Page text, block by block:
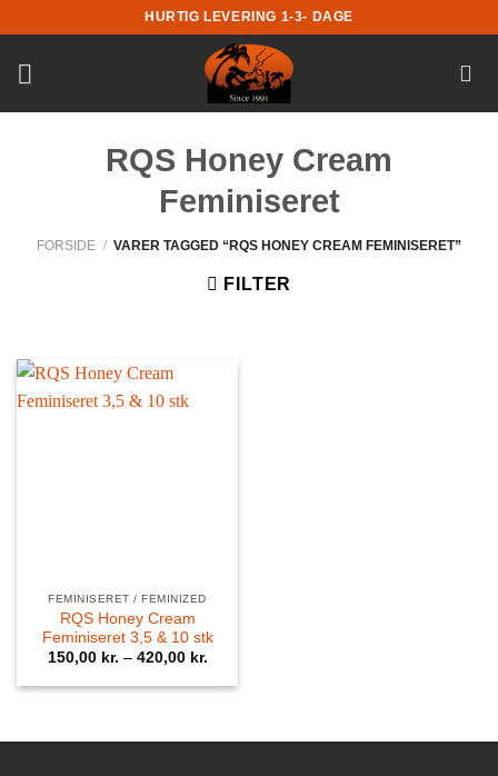
til
indhold
HURTIG LEVERING 1-3- DAGE
RQS Honey Cream
Feminiseret
FORSIDE / VARER TAGGED “RQS HONEY CREAM FEMINISERET”
FILTER
FEMINISERET / FEMINIZED
RQS Honey Cream
Feminiseret 3,5 & 10 stk
150,00 kr. – 420,00 kr.